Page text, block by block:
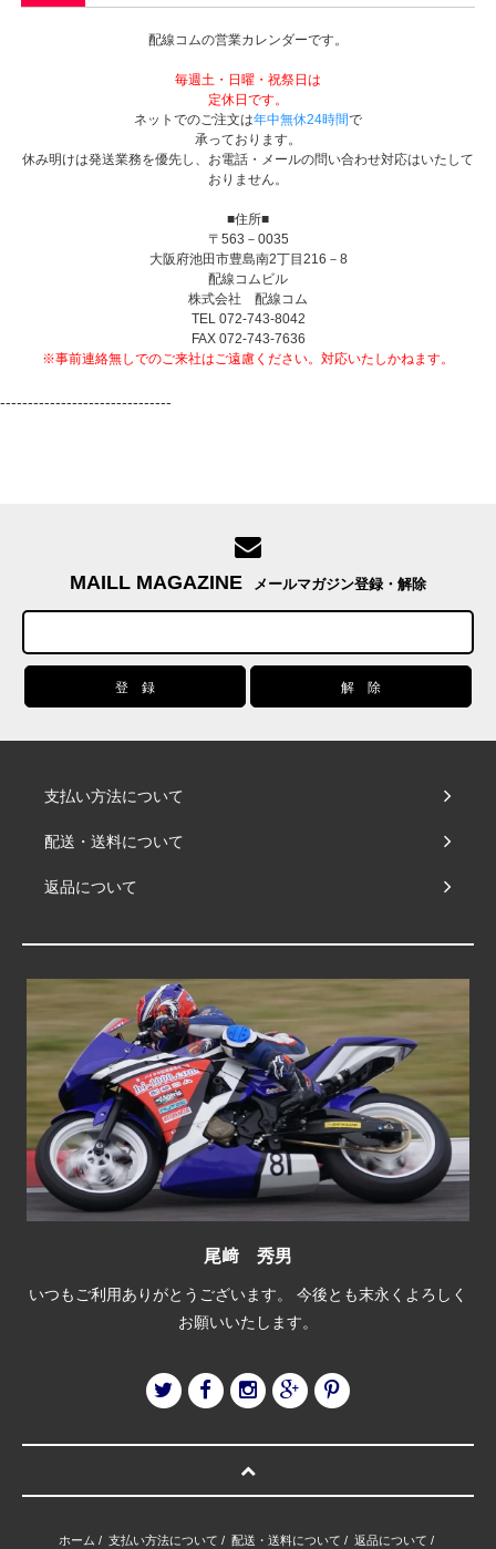
配線コムの営業カレンダーです。
毎週土・日曜・祝祭日は
定休日です。
ネットでのご注文は年中無休24時間で
承っております。
休み明けは発送業務を優先し、お電話・メールの問い合わせ対応はいたして
おりません。
■住所■
〒563－0035
大阪府池田市豊島南2丁目216－8
配線コムビル
株式会社 配線コム
TEL 072-743-8042
FAX 072-743-7636
※事前連絡無しでのご来社はご遠慮ください。対応いたしかねます。
-------------------------------
MAILL MAGAZINE メールマガジン登録・解除
支払い方法について
配送・送料について
返品について
尾﨑 秀男
いつもご利用ありがとうございます。 今後とも末永くよろしく
お願いいたします。
ホーム / 支払い方法について / 配送・送料について / 返品について /